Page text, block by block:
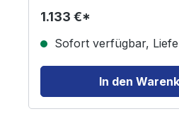
das rangieren des Anhängers
Junior hat mit seiner 10-Zoll
Schwerpunkt sowie eine
weichen mit Teppich bezogenen
Loader Junior ist ein
zulässigen Gesamtgewicht von
1.133 €*
Sofort verfügbar,
In den